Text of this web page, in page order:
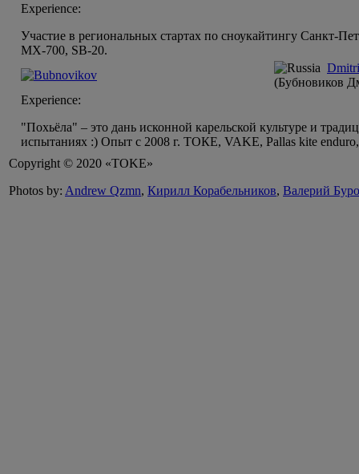
Experience:
Участие в региональных стартах по сноукайтингу Санкт-
MX-700, SB-20.
(Бубновиков
Experience:
"Похьёла" – это дань исконной карельской культуре и
испытаниях :) Опыт с 2008 г. ТОКЕ, VAKE, Pallas kite
Copyright © 2020 «TOKE»
Photos by: Andrew Qzmn, Кирилл Корабельников, Валерий